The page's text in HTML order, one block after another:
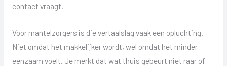
contact vraagt.
Voor mantelzorgers is die vertaalslag vaak een opluchting.
Niet omdat het makkelijker wordt, wel omdat het minder
eenzaam voelt. Je merkt dat wat thuis gebeurt niet raar of